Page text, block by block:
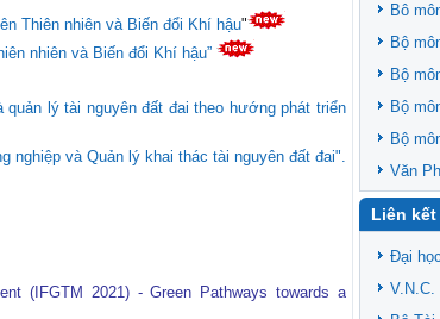
Thiên nhiên và Biến đổi Khí hậu"
nhiên và Biến đổi Khí hậu”
lý tài nguyên đất đai theo hướng phát triển
nghiệp và Quản lý khai thác tài nguyên đất đai".
(IFGTM 2021) - Green Pathways towards a
Bô
Bộ
Bộ
Bộ
Bộ
Văn
Liên kết
Đại
V.N.C.